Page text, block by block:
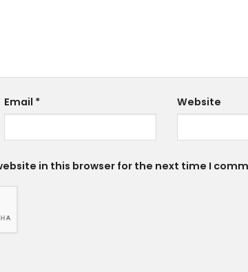
Email * Website
in this browser for the next time I